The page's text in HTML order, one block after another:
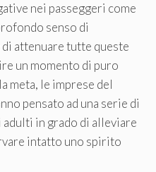
nei passeggeri come
senso di
attenuare tutte queste
un momento di puro
meta, le imprese del
pensato ad una serie di
in grado di alleviare
intatto uno spirito